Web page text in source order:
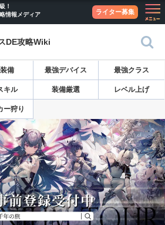
！
情報メディア
ライター募集
DE攻略Wiki
備 最強デバイス 最強クラス
キル 装備厳選 レベル上げ
ー狩り